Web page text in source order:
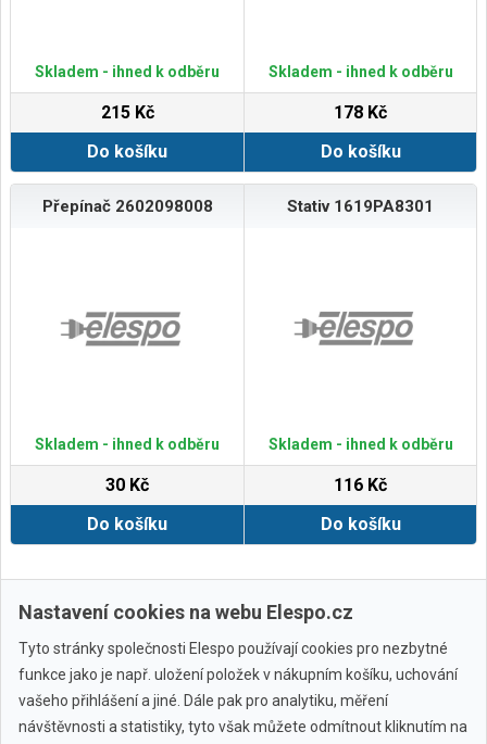
Skladem - ihned k odběru
215 Kč
Do košíku
Skladem - ihned k odběru
178 Kč
Do košíku
Přepínač 2602098008
Skladem - ihned k odběru
30 Kč
Do košíku
Stativ 1619PA8301
Skladem - ihned k odběru
116 Kč
Do košíku
Zobrazit další
Nastavení cookies na webu Elespo.cz
Tyto stránky společnosti Elespo používají cookies pro nezbytné
funkce jako je např. uložení položek v nákupním košíku, uchování
vašeho přihlášení a jiné. Dále pak pro analytiku, měření
návštěvnosti a statistiky, tyto však můžete odmítnout kliknutím na